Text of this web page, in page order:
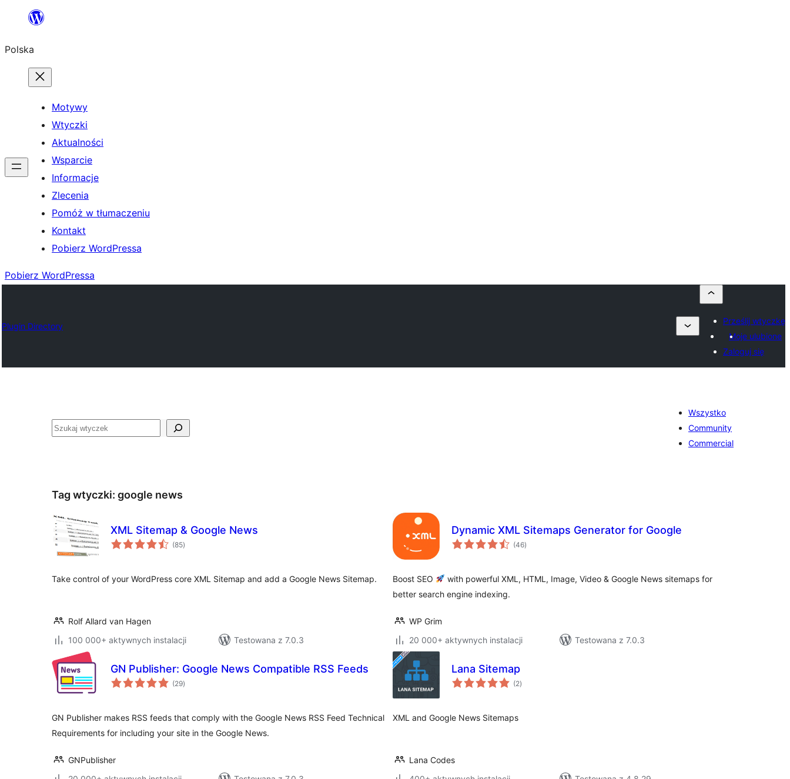
Przejdź
treści
Polska
Motywy
Wtyczki
Aktualności
Wsparcie
Informacje
Zlecenia
Pomóż w tłumaczeniu
Kontakt
Pobierz WordPressa
Pobierz WordPressa
Plugin Directory
Prześlij wtyczkę
Moje ulubione
Zaloguj się
Szukaj
Wszystko
Community
Commercial
Tag wtyczki: google news
XML Sitemap & Google News
(85wszystkich
ocen
)
Take control of your WordPress core XML Sitemap and add a Google News Sitemap.
Rolf Allard van Hagen
100 000+ aktywnych instalacji
Testowana z 7.0.3
Dynamic XML Sitemaps Generator for Google
(46wszystkich
ocen
)
Boost SEO
with powerful XML, HTML, Image, Video & Google News sitemaps for
better search engine indexing.
WP Grim
20 000+ aktywnych instalacji
Testowana z 7.0.3
GN Publisher: Google News Compatible RSS Feeds
(29wszystkich
ocen
)
GN Publisher makes RSS feeds that comply with the Google News RSS Feed Technical
Requirements for including your site in the Google News.
GNPublisher
Lana Sitemap
(2wszystkich
ocen
)
XML and Google News Sitemaps
Lana Codes